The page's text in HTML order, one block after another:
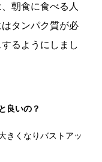
朝食に食べる人
タンパク質が必
るようにしまし
良いの？
きくなりバストアッ